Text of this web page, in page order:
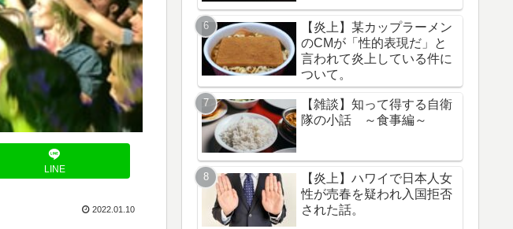
LINE
2022.01.10
【炎上】某カップラーメン
のCMが「性的表現だ」と
言われて炎上している件に
ついて。
【雑談】知って得する自衛
隊の小話 ～食事編～
【炎上】ハワイで日本人女
性が売春を疑われ入国拒否
された話。